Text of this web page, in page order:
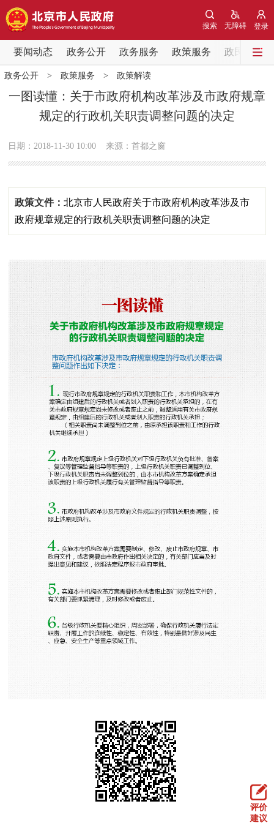
登录
无障碍
搜索
要闻动态 政务公开 政务服务 政策服务 政民互动
要闻动态
党中央精神 国务院信息
北京要闻 会议信息 部门动态
市领导 机构职能 政策服务
决策公开 专题公开
政务服务
个人服务 部门服务
便民服务 投资项目
中介服务 阳光政务
政民互动
12345网上接诉即办 我要咨询 我要建议
参与调查 在线访谈
走进北京
北京概况 人文北京
绿色北京 图说北京 视频北京
FRANÇAIS
العربية
政务公开> 政策服务 > 政策解读
一图读懂：关于市政府机构改革涉及市政府规章
规定的行政机关职责调整问题的决定
日期：2018-11-30 10:00 来源：首都之窗
政策文件：北京市人民政府关于市政府机构改革涉及市
政府规章规定的行政机关职责调整问题的决定
评价
建议